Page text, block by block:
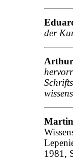
der
1981,